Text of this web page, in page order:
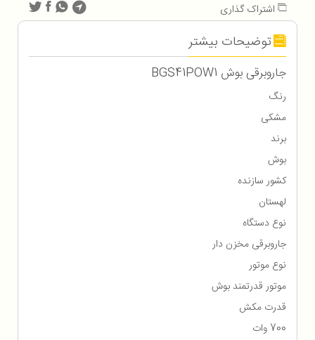
اشتراک گذاری
توضیحات بیشتر
جاروبرقی بوش BGS41POW1
رنگ
مشکی
برند
بوش
کشور سازنده
لهستان
نوع دستگاه
جاروبرقی مخزن دار
نوع موتور
موتور قدرتمند بوش
قدرت مکش
700 وات